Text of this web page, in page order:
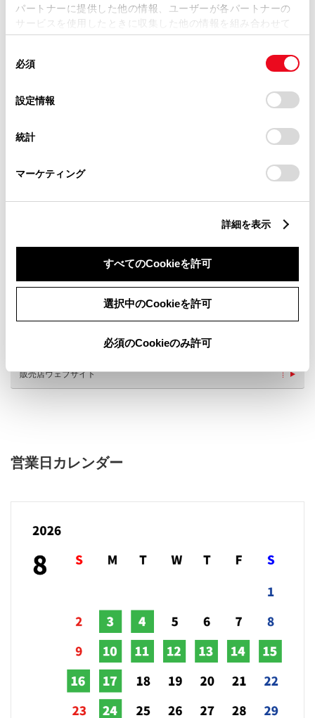
パートナーに提供した他の情報、ユーザーが各パートナーの
サービスを使用したときに収集した他の情報を組み合わせて
使用することがあります。当ウェブサイトの使用を続行する
デバイスにすべてのCookie(クッキー)が保存されることに同
意したことになります。Cookie(クッキー)のオプトアウト、
設定の変更、同意を撤回したりするにあたっては、当社の
「Cookie（クッキー）情報の取り扱いについて
」をご覧くだ
必須
設定情報
統計
マーケティング
詳細を表示
すべてのCookieを許可
選択中のCookieを許可
必須のCookieのみ許可
施設情報・サービス
軽自動車
バリアフリー/多目的駐車場 G-Station
販売店ウェブサイト
営業日カレンダー